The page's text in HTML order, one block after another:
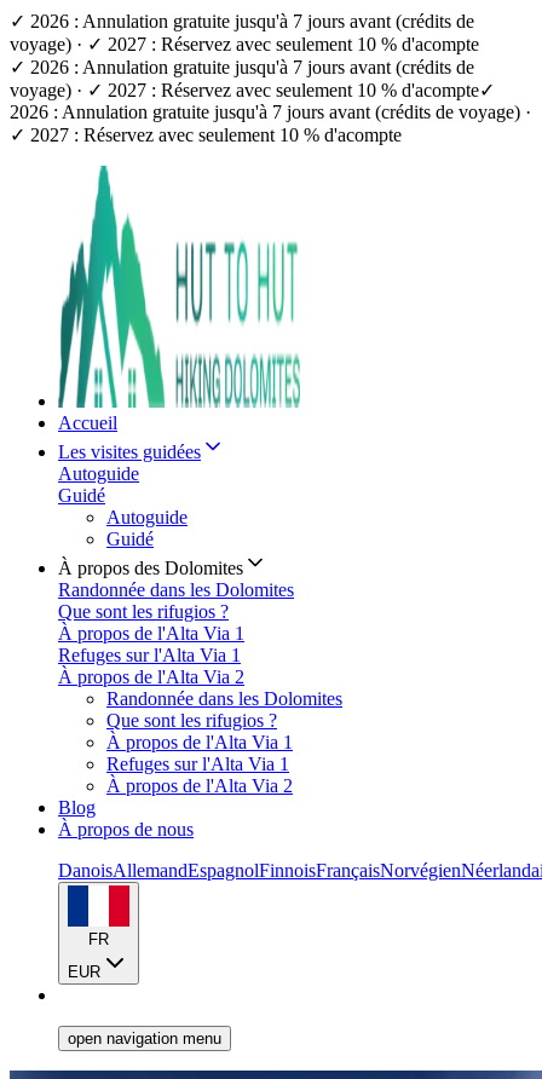
✓ 2026 : Annulation gratuite jusqu'à 7 jours avant (crédits de
voyage) · ✓ 2027 : Réservez avec seulement 10 % d'acompte
✓ 2026 : Annulation gratuite jusqu'à 7 jours avant (crédits de
voyage) · ✓ 2027 : Réservez avec seulement 10 % d'acompte✓
2026 : Annulation gratuite jusqu'à 7 jours avant (crédits de voyage) ·
✓ 2027 : Réservez avec seulement 10 % d'acompte
Accueil
Les visites guidées
Autoguide
Guidé
Autoguide
Guidé
À propos des Dolomites
Randonnée dans les Dolomites
Que sont les rifugios ?
À propos de l'Alta Via 1
Refuges sur l'Alta Via 1
À propos de l'Alta Via 2
Randonnée dans les Dolomites
Que sont les rifugios ?
À propos de l'Alta Via 1
Refuges sur l'Alta Via 1
À propos de l'Alta Via 2
Blog
À propos de nous
DanoisAllemandEspagnolFinnoisFrançaisNorvégien
FR
EUR
open navigation menu